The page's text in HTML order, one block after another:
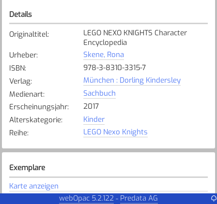
Details
Originaltitel:
LEGO NEXO KNIGHTS Character
Encyclopedia
Urheber:
Skene, Rona
ISBN:
978-3-8310-3315-7
Verlag:
München : Dorling Kindersley
Medienart:
Sachbuch
Erscheinungsjahr:
2017
Alterskategorie:
Kinder
Reihe: LEGO Nexo Knights
Exemplare
Karte anzeigen
Steinhausen Sunnegrund
webOpac 5.2.122 - Predata AG